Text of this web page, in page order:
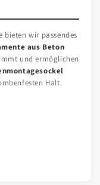
bieten wir passendes
aus Beton
und ermöglichen
Halt.